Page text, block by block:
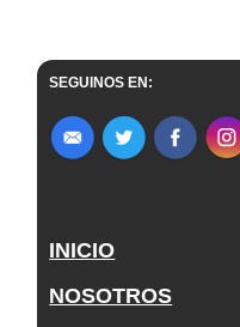
SEGUINOS EN:
INICIO
NOSOTROS